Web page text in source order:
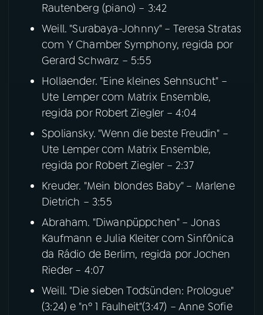
Rautenberg (piano) – 3:42
Weill. "Surabaya-Johnny" – Teresa Stratas
com Y Chamber Symphony, regida por
Gerard Schwarz – 5:55
Hollaender. "Eine kleines Sehnsucht" –
Ute Lemper com Matrix Ensemble,
regida por Robert Ziegler – 4:04
Spoliansky. "Wenn die beste Freudin" –
Ute Lemper com Matrix Ensemble,
regida por Robert Ziegler – 2:37
Kreuder. "Mein blondes Baby" – Marlene
Dietrich – 3:55
Abraham. "Diwanpüppchen" – Jonas
Kaufmann e Julia Kleiter com Sinfônica
da Rádio de Berlim, regida por Jochen
Rieder – 4:07
Weill. "Die sieben Todsünden: Prologue"
(3:24) e "nº 1 Faulheit"(3:47) – Anne Sofie